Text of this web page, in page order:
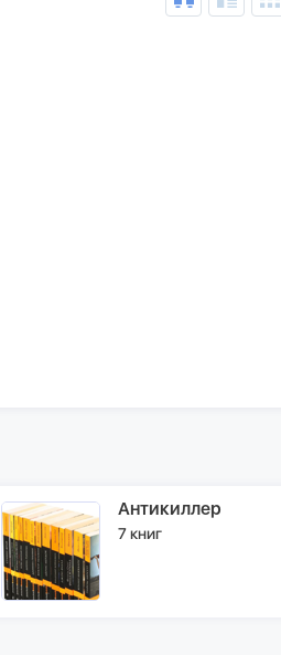
Антикиллер
7 книг